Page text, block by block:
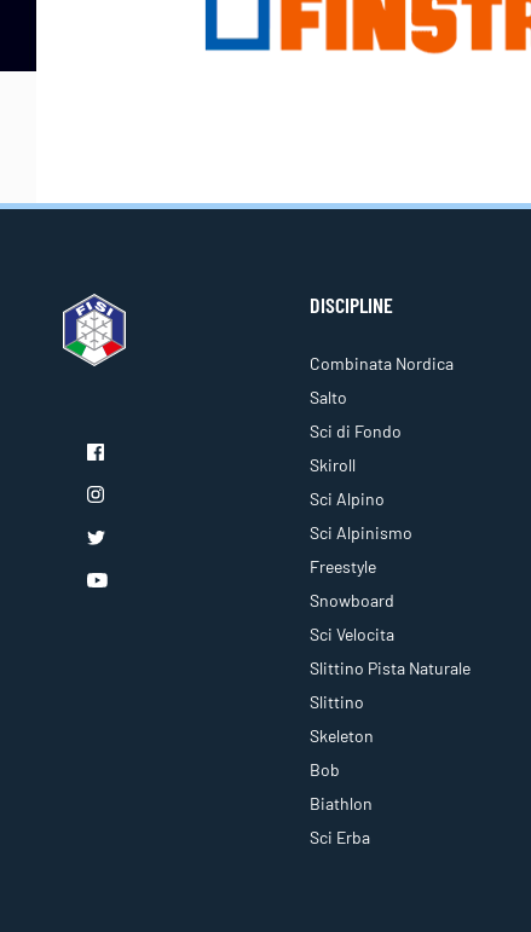
DISCIPLINE
Combinata Nordica
Salto
Sci di Fondo
Skiroll
Sci Alpino
Sci Alpinismo
Freestyle
Snowboard
Sci Velocita
Slittino Pista Naturale
Slittino
Skeleton
Bob
Biathlon
Sci Erba